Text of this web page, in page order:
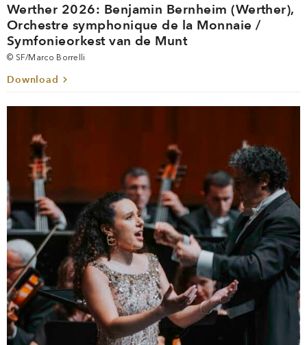
Werther 2026: Benjamin Bernheim (Werther),
Orchestre symphonique de la Monnaie /
Symfonieorkest van de Munt
© SF/Marco Borrelli
Download